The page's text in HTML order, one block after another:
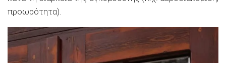
προωρότητα).